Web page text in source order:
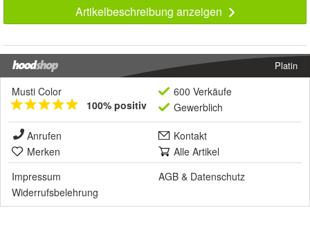
Artikelbeschreibung anzeigen
Platin
Musti Color
100% positiv
600 Verkäufe
Gewerblich
Anrufen
Kontakt
Merken
Alle Artikel
Impressum
AGB & Datenschutz
Widerrufsbelehrung